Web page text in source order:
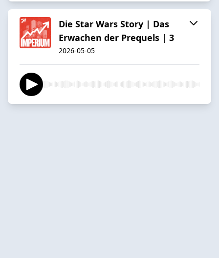
Die Star Wars Story | Das
Erwachen der Prequels | 3
2026-05-05